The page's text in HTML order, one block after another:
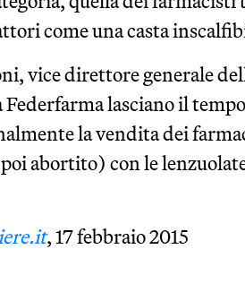
come una casta
vice direttore generale
lasciano il
la vendita dei
abortito) con le
, 17 febbraio 2015